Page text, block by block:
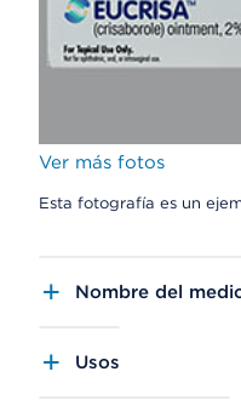
Ver más fotos
Esta fotografía es un
Nombre del
Usos